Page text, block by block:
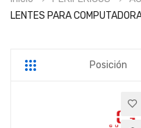
contenido
LENTES PARA
Parrilla